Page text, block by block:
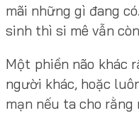
mãi những gì đang
sinh thì si mê vẫn
Một phiền não khác
người khác, hoặc
mạn nếu ta cho